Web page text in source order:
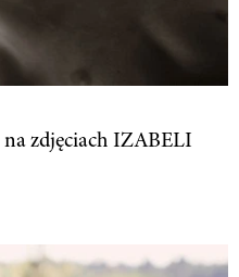
zdjęciach IZABELI